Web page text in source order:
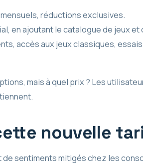
réductions exclusives.
en ajoutant le catalogue de jeux
accès aux jeux classiques,
mais à quel prix ? Les
nouvelle
sentiments mitigés chez les